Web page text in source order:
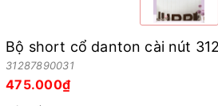
Bộ short cổ danton cài nút
31287890031
475.000₫